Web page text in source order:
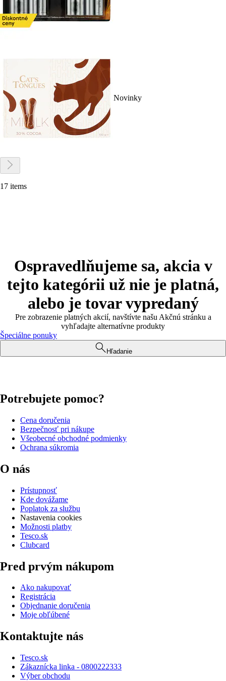
Novinky
17 items
Ospravedlňujeme sa, akcia v
tejto kategórii už nie je platná,
alebo je tovar vypredaný
Pre zobrazenie platných akcií, navštívte našu Akčnú stránku a
vyhľadajte alternatívne produkty
Špeciálne ponuky
Hľadanie
Potrebujete pomoc?
Cena doručenia
Bezpečnosť pri nákupe
Všeobecné obchodné podmienky
Ochrana súkromia
O nás
Prístupnosť
Kde dovážame
Poplatok za službu
Nastavenia cookies
Možnosti platby
Tesco.sk
Clubcard
Pred prvým nákupom
Ako nakupovať
Registrácia
Objednanie doručenia
Moje obľúbené
Kontaktujte nás
Tesco.sk
Zákaznícka linka - 0800222333
Výber obchodu